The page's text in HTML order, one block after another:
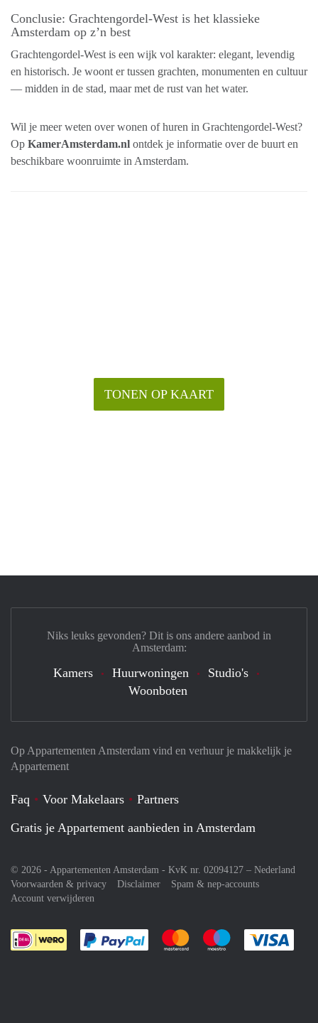
Conclusie: Grachtengordel-West is het klassieke
Amsterdam op z’n best
Grachtengordel-West is een wijk vol karakter: elegant, levendig
en historisch. Je woont er tussen grachten, monumenten en cultuur
— midden in de stad, maar met de rust van het water.
Wil je meer weten over wonen of huren in Grachtengordel-West?
Op KamerAmsterdam.nl ontdek je informatie over de buurt en
beschikbare woonruimte in Amsterdam.
TONEN OP KAART
Op Appartementen Amsterdam vind en verhuur je makkelijk je
Appartement
Faq Voor Makelaars
Partners
Gratis je Appartement aanbieden in Amsterdam
© 2026 - Appartementen Amsterdam - KvK nr. 02094127 – Nederland
Voorwaarden & privacy
Disclaimer
Spam & nep-accounts
Account verwijderen
Je rekent gemakkelijk af met Paypal
Je rekent gemakkelijk af met
Je rekent
Niks leuks gevonden? Dit is ons andere aanbod in
Amsterdam:
Kamers Huurwoningen
Studio's
Woonboten